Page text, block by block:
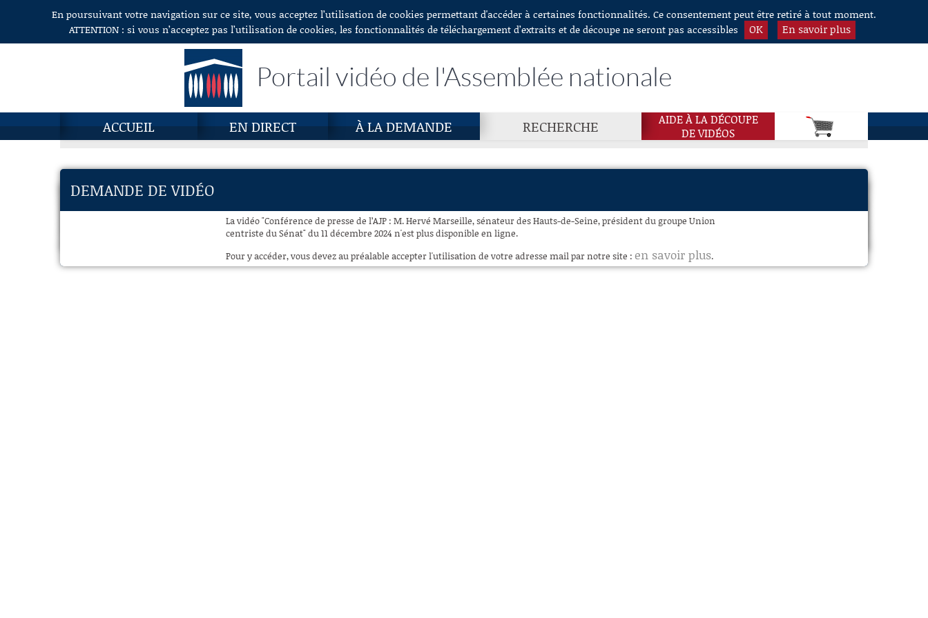
Aller au contenuEn poursuivant votre navigation sur ce site, vous acceptez l’utilisation de cookies permettant d'accéder à certaines fonctionnalités. Ce consentement peut être retiré à tout moment.
ATTENTION : si vous n’acceptez pas l’utilisation de cookies, les fonctionnalités de téléchargement d’extraits et de découpe ne seront pas accessibles
OK En savoir plus
Portail vidéo de l'Assemblée nationale
ACCUEIL EN DIRECT À LA DEMANDE RECHERCHE
AIDE À LA DÉCOUPE
DE VIDÉOS
DEMANDE DE VIDÉO
La vidéo "Conférence de presse de l’AJP : M. Hervé Marseille, sénateur des Hauts-de-Seine, président du groupe Union
centriste du Sénat" du 11 décembre 2024 n'est plus disponible en ligne.
Pour y accéder, vous devez au préalable accepter l'utilisation de votre adresse mail par notre site : en savoir plus.